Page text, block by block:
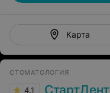
Карта
СТОМАТОЛОГИЯ
4.1 СтартДент